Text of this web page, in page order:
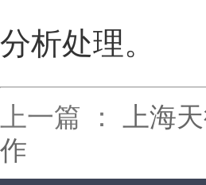
分析处理。
上一篇 ：
上海
作